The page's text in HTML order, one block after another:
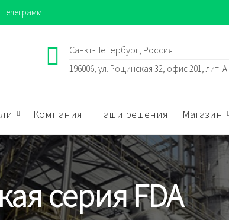
Санкт-Петербург, Россия
196006, ул. Рощинская 32, офис 201, лит. А.
Компания Наши решения Магазин
серия FDA